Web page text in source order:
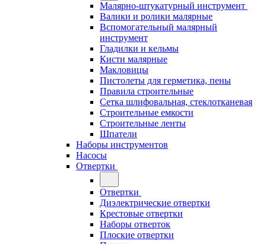
Малярно-штукатурный инструмент
Валики и ролики малярные
Вспомогательный малярный
инструмент
Гладилки и кельмы
Кисти малярные
Макловицы
Пистолеты для герметика, пены
Правила строительные
Сетка шлифовальная, стеклотканевая
Строительные емкости
Строительные ленты
Шпатели
Наборы инструментов
Насосы
Отвертки
Отвертки
Диэлектрические отвертки
Крестовые отвертки
Наборы отверток
Плоские отвертки